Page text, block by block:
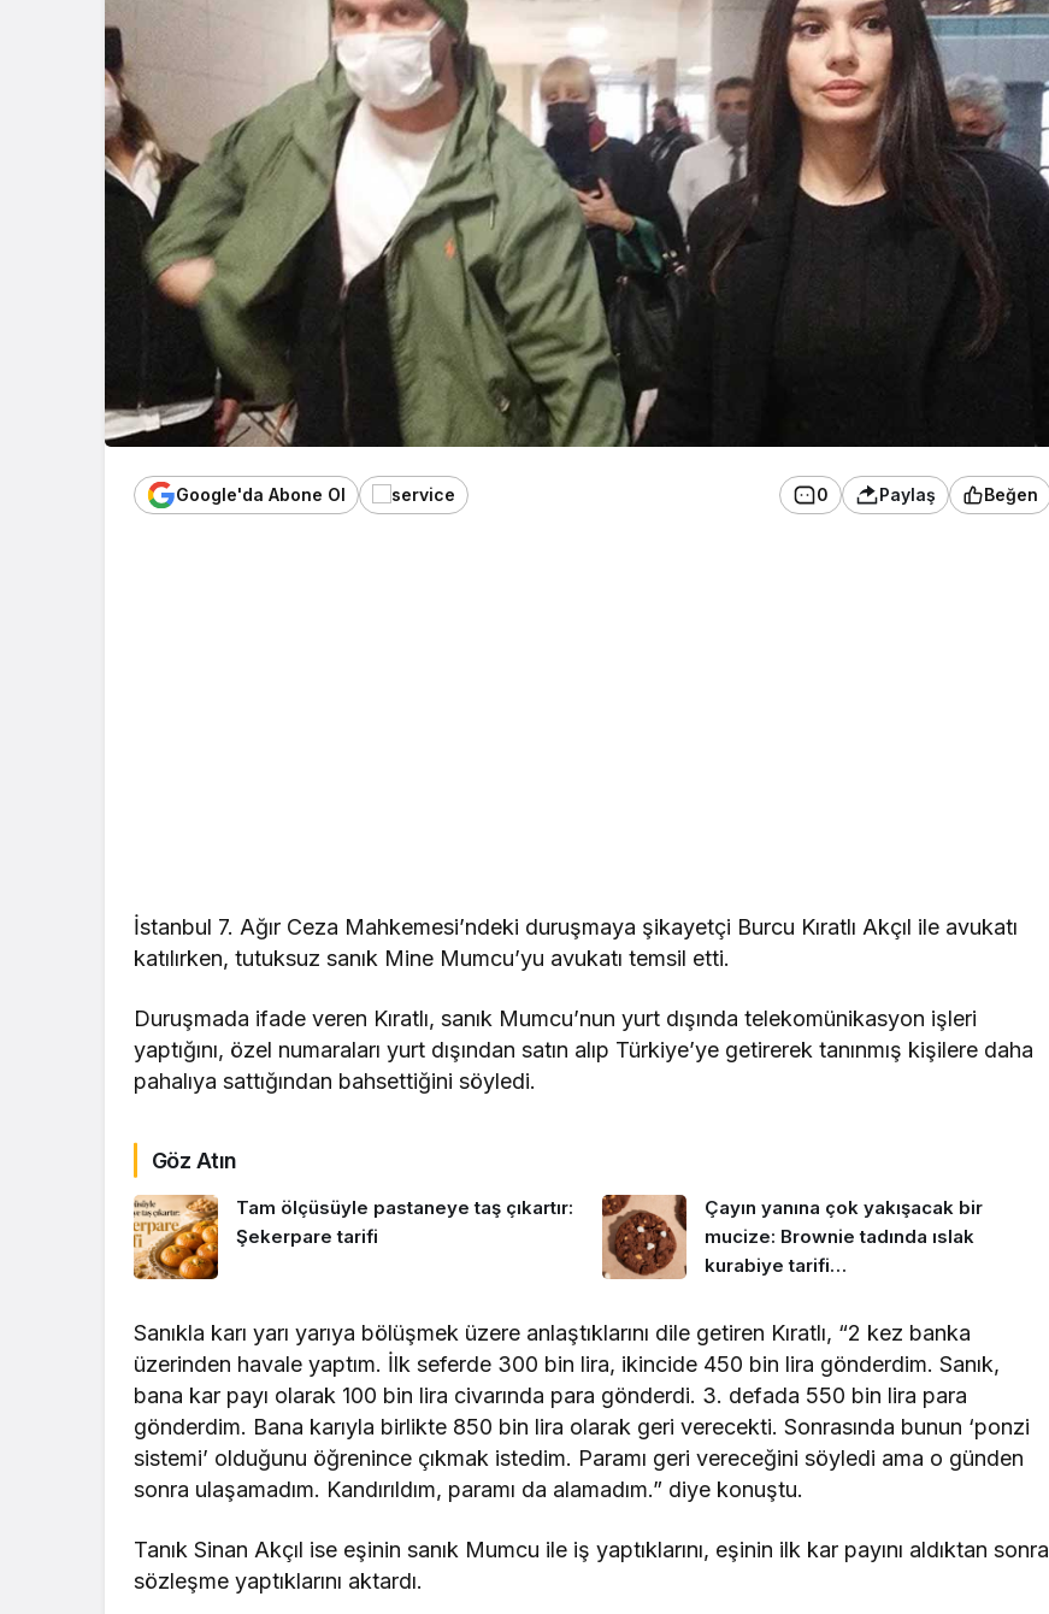
Google'da Abone Ol 0 Paylaş Beğen
İstanbul 7. Ağır Ceza Mahkemesi’ndeki duruşmaya şikayetçi Burcu Kıratlı Akçıl ile avukatı
katılırken, tutuksuz sanık Mine Mumcu’yu avukatı temsil etti.
Duruşmada ifade veren Kıratlı, sanık Mumcu’nun yurt dışında telekomünikasyon işleri
yaptığını, özel numaraları yurt dışından satın alıp Türkiye’ye getirerek tanınmış kişilere daha
pahalıya sattığından bahsettiğini söyledi.
Göz Atın
Tam ölçüsüyle pastaneye taş çıkartır:
Şekerpare tarifi
Çayın yanına çok yakışacak bir
mucize: Brownie tadında ıslak
kurabiye tarifi…
Sanıkla karı yarı yarıya bölüşmek üzere anlaştıklarını dile getiren Kıratlı, “2 kez banka
üzerinden havale yaptım. İlk seferde 300 bin lira, ikincide 450 bin lira gönderdim. Sanık,
bana kar payı olarak 100 bin lira civarında para gönderdi. 3. defada 550 bin lira para
gönderdim. Bana karıyla birlikte 850 bin lira olarak geri verecekti. Sonrasında bunun ‘ponzi
sistemi’ olduğunu öğrenince çıkmak istedim. Paramı geri vereceğini söyledi ama o günden
sonra ulaşamadım. Kandırıldım, paramı da alamadım.” diye konuştu.
Tanık Sinan Akçıl ise eşinin sanık Mumcu ile iş yaptıklarını, eşinin ilk kar payını aldıktan sonra
sözleşme yaptıklarını aktardı.